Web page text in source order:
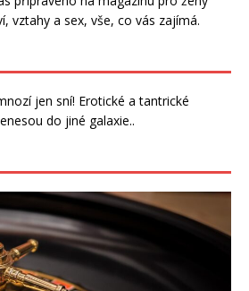
vztahy a sex, vše, co vás zajímá.
jen sní! Erotické a tantrické
do jiné galaxie..